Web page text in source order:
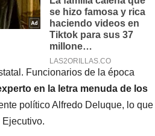
Funcionarios de la época
en la letra menuda de los
político Alfredo Deluque, lo que
Ejecutivo.